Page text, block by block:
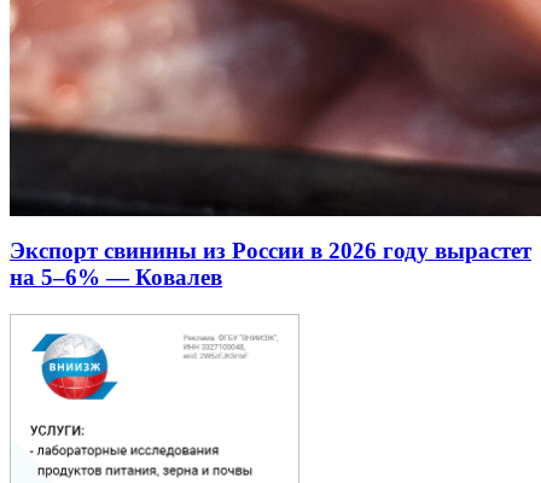
Экспорт свинины из России в 2026 году вырастет
на 5–6% — Ковалев